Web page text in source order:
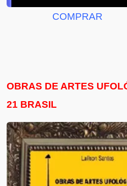
COMPRAR
OBRAS DE ARTES
21 BRASIL